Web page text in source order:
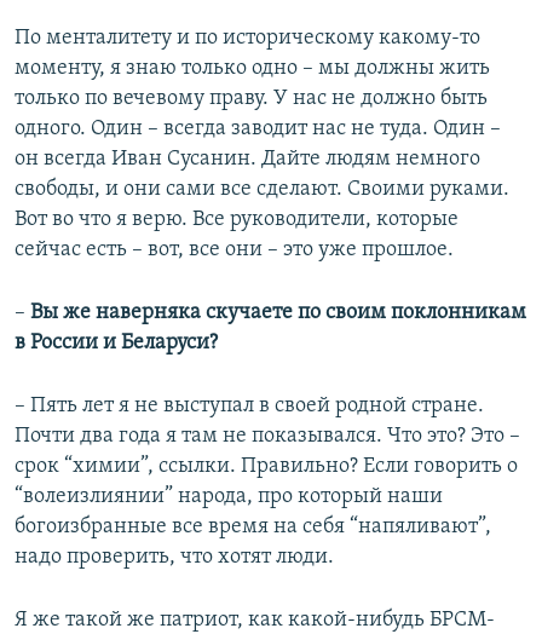
По менталитету и по историческому какому-то
моменту, я знаю только одно – мы должны жить
только по вечевому праву. У нас не должно быть
одного. Один – всегда заводит нас не туда. Один –
он всегда Иван Сусанин. Дайте людям немного
свободы, и они сами все сделают. Своими руками.
Вот во что я верю. Все руководители, которые
сейчас есть – вот, все они – это уже прошлое.
– Вы же наверняка скучаете по своим поклонникам
в России и Беларуси?
– Пять лет я не выступал в своей родной стране.
Почти два года я там не показывался. Что это? Это –
срок “химии”, ссылки. Правильно? Если говорить о
“волеизлиянии” народа, про который наши
богоизбранные все время на себя “напяливают”,
надо проверить, что хотят люди.
Я же такой же патриот, как какой-нибудь БРСМ-